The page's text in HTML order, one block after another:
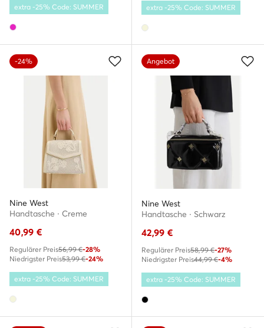
extra -25% Code: SUMMER extra -25% Code: SUMMER
-24%
Nine West
Handtasche · Creme
40,99 €
Regulärer Preis56,99 €-28%
Niedrigster Preis53,99 €-24%
extra -25% Code: SUMMER
Angebot
Nine West
Handtasche · Schwarz
42,99 €
Regulärer Preis58,99 €-27%
Niedrigster Preis44,99 €-4%
extra -25% Code: SUMMER